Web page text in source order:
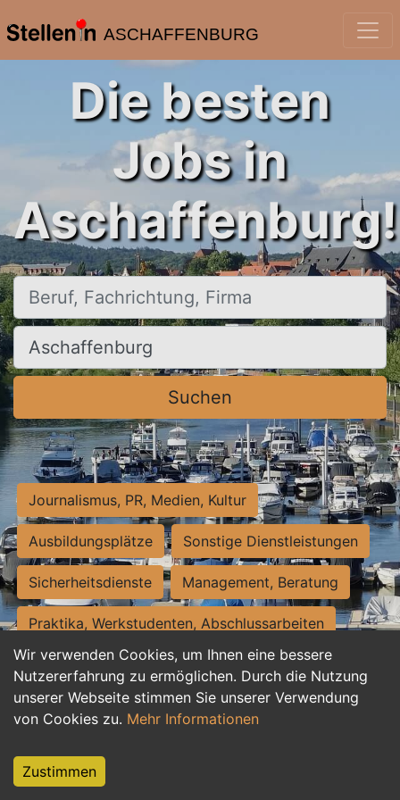
ASCHAFFENBURG
Wir verwenden Cookies, um Ihnen eine bessere
Nutzererfahrung zu ermöglichen. Durch die Nutzung
unserer Webseite stimmen Sie unserer Verwendung
von Cookies zu. Mehr Informationen
Zustimmen
Die besten
Jobs in
Aschaffenburg!
Beruf, Fachrichtung, Firma
Ort, Stadt
Suchen
Journalismus, PR, Medien, Kultur
Ausbildungsplätze Sonstige Dienstleistungen
Sicherheitsdienste Management, Beratung
Praktika, Werkstudenten, Abschlussarbeiten
Personalwesen Assistenz, Sekretariat
Hilfskräfte, Aushilfs- und Nebenjobs
Weiterbildung, Studium, duale Ausbildung